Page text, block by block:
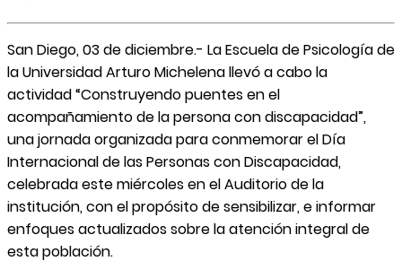
San Diego, 03 de diciembre.- La Escuela de Psicología de
la Universidad Arturo Michelena llevó a cabo la
actividad “Construyendo puentes en el
acompañamiento de la persona con discapacidad”,
una jornada organizada para conmemorar el Día
Internacional de las Personas con Discapacidad,
celebrada este miércoles en el Auditorio de la
institución, con el propósito de sensibilizar, e informar
enfoques actualizados sobre la atención integral de
esta población.